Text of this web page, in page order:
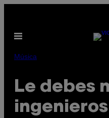
contenido
Abrir
Música
Le debes